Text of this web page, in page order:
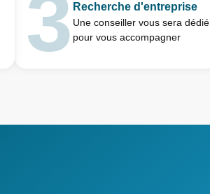
Recherche d'entreprise
Une conseiller vous sera dédié
pour vous accompagner